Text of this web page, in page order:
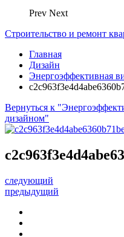
Prev Next
Строительство и ремонт
Главная
Дизайн
Энергоэффективная
Вернуться к
дизайном"
следующий
предыдущий